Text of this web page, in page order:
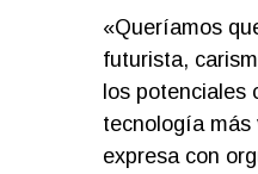
«Queríamos
futurista,
los potenciales
tecnología más
expresa con